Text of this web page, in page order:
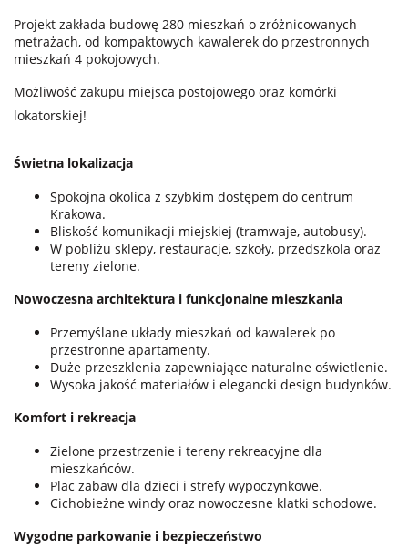
Projekt zakłada budowę 280 mieszkań o zróżnicowanych
metrażach, od kompaktowych kawalerek do przestronnych
mieszkań 4 pokojowych.
Możliwość zakupu miejsca postojowego oraz komórki
lokatorskiej!
Świetna lokalizacja
Spokojna okolica z szybkim dostępem do centrum
Krakowa.
Bliskość komunikacji miejskiej (tramwaje, autobusy).
W pobliżu sklepy, restauracje, szkoły, przedszkola oraz
tereny zielone.
Nowoczesna architektura i funkcjonalne mieszkania
Przemyślane układy mieszkań od kawalerek po
przestronne apartamenty.
Duże przeszklenia zapewniające naturalne oświetlenie.
Wysoka jakość materiałów i elegancki design budynków.
Komfort i rekreacja
Zielone przestrzenie i tereny rekreacyjne dla
mieszkańców.
Plac zabaw dla dzieci i strefy wypoczynkowe.
Cichobieżne windy oraz nowoczesne klatki schodowe.
Wygodne parkowanie i bezpieczeństwo